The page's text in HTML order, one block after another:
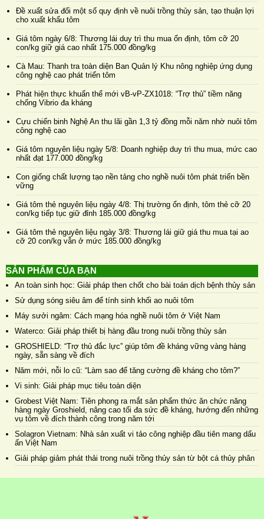
Đề xuất sửa đổi một số quy định về nuôi trồng thủy sản, tạo thuận lợi
cho xuất khẩu tôm
Giá tôm ngày 6/8: Thương lái duy trì thu mua ổn định, tôm cỡ 20
con/kg giữ giá cao nhất 175.000 đồng/kg
Cà Mau: Thanh tra toàn diện Ban Quản lý Khu nông nghiệp ứng dụng
công nghệ cao phát triển tôm
Phát hiện thực khuẩn thể mới vB-vP-ZX1018: “Trợ thủ” tiềm năng
chống Vibrio đa kháng
Cựu chiến binh Nghệ An thu lãi gần 1,3 tỷ đồng mỗi năm nhờ nuôi tôm
công nghệ cao
Giá tôm nguyên liệu ngày 5/8: Doanh nghiệp duy trì thu mua, mức cao
nhất đạt 177.000 đồng/kg
Con giống chất lượng tạo nền tảng cho nghề nuôi tôm phát triển bền
vững
Giá tôm thẻ nguyên liệu ngày 4/8: Thị trường ổn định, tôm thẻ cỡ 20
con/kg tiếp tục giữ đỉnh 185.000 đồng/kg
Giá tôm thẻ nguyên liệu ngày 3/8: Thương lái giữ giá thu mua tại ao
cỡ 20 con/kg vẫn ở mức 185.000 đồng/kg
SẢN PHẨM CỦA BẠN
An toàn sinh học: Giải pháp then chốt cho bài toán dịch bệnh thủy sản
Sử dụng sóng siêu âm để tính sinh khối ao nuôi tôm
Máy sưởi ngâm: Cách mạng hóa nghề nuôi tôm ở Việt Nam
Waterco: Giải pháp thiết bị hàng đầu trong nuôi trồng thủy sản
GROSHIELD: “Trợ thủ đắc lực” giúp tôm đề kháng vững vàng hàng
ngày, sẵn sàng về đích
Năm mới, nỗi lo cũ: “Làm sao để tăng cường đề kháng cho tôm?”
Vi sinh: Giải pháp mục tiêu toàn diện
Grobest Việt Nam: Tiên phong ra mắt sản phẩm thức ăn chức năng
hàng ngày Groshield, nâng cao tối đa sức đề kháng, hướng đến những
vụ tôm về đích thành công trong năm tới
Solagron Vietnam: Nhà sản xuất vi tảo công nghiệp đầu tiên mang dấu
ấn Việt Nam
Giải pháp giảm phát thải trong nuôi trồng thủy sản từ bột cá thủy phân